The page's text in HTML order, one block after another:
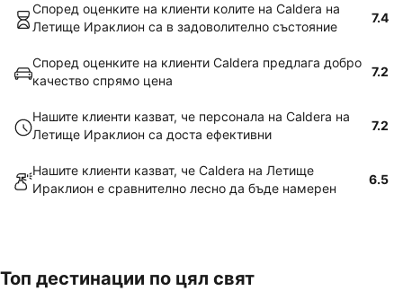
Според оценките на клиенти колите на Caldera на
Летище Ираклион са в задоволително състояние
7.4
Според оценките на клиенти Caldera предлага добро
качество спрямо цена
7.2
Нашите клиенти казват, че персонала на Caldera на
Летище Ираклион са доста ефективни
7.2
Нашите клиенти казват, че Caldera на Летище
Ираклион е сравнително лесно да бъде намерен
6.5
Топ дестинации по цял свят